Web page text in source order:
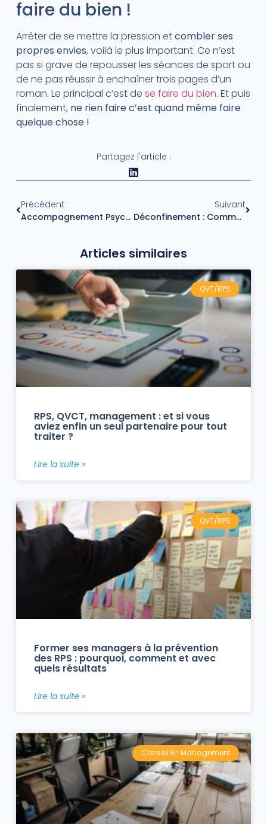
faire du bien !
Arrêter de se mettre la pression etcombler ses
propres envies, voilà le plus important. Ce n’est
pas si grave de repousser les séances de sport ou
de ne pas réussir à enchaîner trois pages d’un
roman. Le principal c’est de se faire du bien. Et puis
finalement, ne rien faire c’est quand même faire
quelque chose !
Partagez l'article :
Précédent
Accompagnement Psychologique : La Thérapie De L’esprit
Suivant
Déconfinement : Comment Appréhender La Vie D’après ?
Articles similaires
QVT/RPS
RPS, QVCT, management : et si vous
aviez enfin un seul partenaire pour tout
traiter ?
Lire la suite »
QVT/RPS
Former ses managers à la prévention
des RPS : pourquoi, comment et avec
quels résultats
Lire la suite »
Conseil En Management